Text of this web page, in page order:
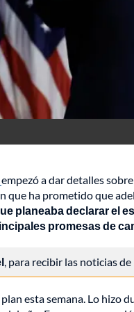
empezó a dar detalles
que ha prometido que
planeaba declarar el
promesas de
, para recibir las noticias
esta semana. Lo hizo